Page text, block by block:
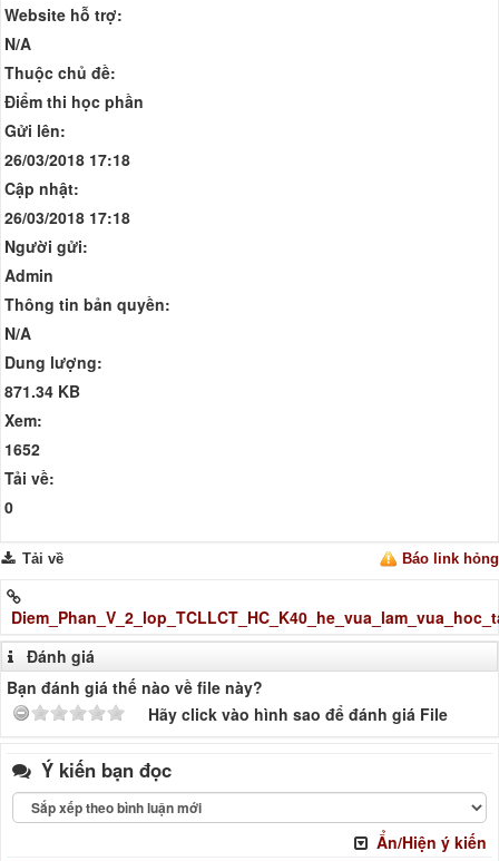
Website hỗ trợ:
N/A
Thuộc chủ đề:
Điểm thi học phần
Gửi lên:
26/03/2018 17:18
Cập nhật:
26/03/2018 17:18
Người gửi:
Admin
Thông tin bản quyền:
N/A
Dung lượng:
871.34 KB
Xem:
1652
Tải về:
0
Báo link hỏng
Tải về
Đánh giá
Bạn đánh giá thế nào về file này?
Hãy click vào hình sao để đánh giá File
Ý kiến bạn đọc
Ẩn/Hiện ý kiến